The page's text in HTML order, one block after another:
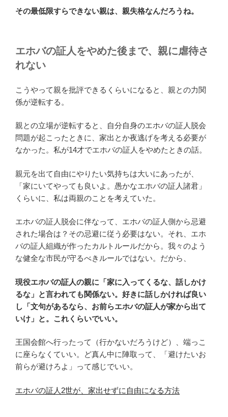
その最低限すらできない親は、親失格なんだろうね。
エホバの証人をやめた後まで、親に虐待さ
れない
こうやって親を批評できるくらいになると、親との力関
係が逆転する。
親との立場が逆転すると、自分自身のエホバの証人脱会
問題が起こったときに、家出とか夜逃げを考える必要が
なかった。私が14才でエホバの証人をやめたときの話。
親元を出て自由にやりたい気持ちは大いにあったが、
「家にいてやっても良いよ。愚かなエホバの証人諸君」
くらいに、私は両親のことを考えていた。
エホバの証人脱会に伴なって、エホバの証人側から忌避
された場合は？その忌避に従う必要はない。それ、エホ
バの証人組織が作ったカルトルールだから。我々のよう
な健全な市民が守るべきルールではない。だから、
現役エホバの証人の親に「家に入ってくるな、話しかけ
るな」と言われても関係ない。好きに話しかければ良い
し「文句があるなら、お前らエホバの証人が家から出て
いけ」と。これくらいでいい。
王国会館へ行ったって（行かないだろうけど）、端っこ
に座らなくていい。ど真ん中に陣取って、「避けたいお
前らが避けろよ」って感じでいい。
エホバの証人2世が、家出せずに自由になる方法